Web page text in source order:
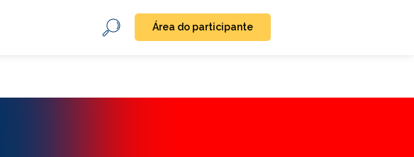
Área do participante